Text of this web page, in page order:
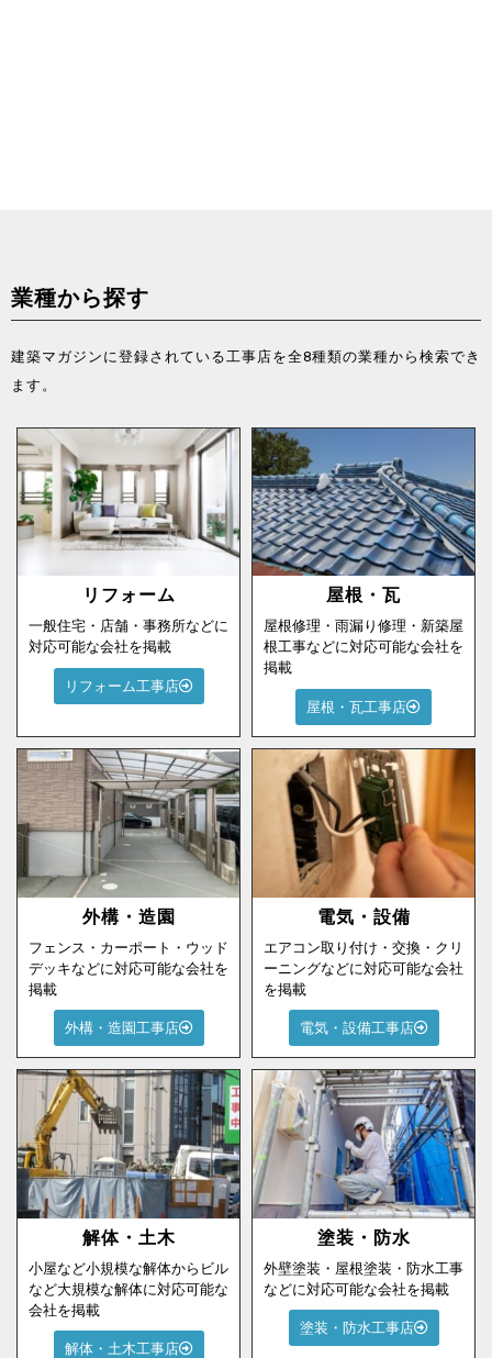
業種から探す
建築マガジンに登録されている工事店を全8種類の業種から検索でき
ます。
リフォーム
一般住宅・店舗・事務所などに
対応可能な会社を掲載
リフォーム工事店
屋根・瓦
屋根修理・雨漏り修理・新築屋
根工事などに対応可能な会社を
掲載
屋根・瓦工事店
外構・造園
フェンス・カーポート・ウッド
デッキなどに対応可能な会社を
掲載
外構・造園工事店
電気・設備
エアコン取り付け・交換・クリ
ーニングなどに対応可能な会社
を掲載
電気・設備工事店
解体・土木
小屋など小規模な解体からビル
など大規模な解体に対応可能な
会社を掲載
解体・土木工事店
塗装・防水
外壁塗装・屋根塗装・防水工事
などに対応可能な会社を掲載
塗装・防水工事店